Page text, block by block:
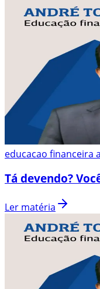
educacao financeira
Tá devendo?
Ler matéria